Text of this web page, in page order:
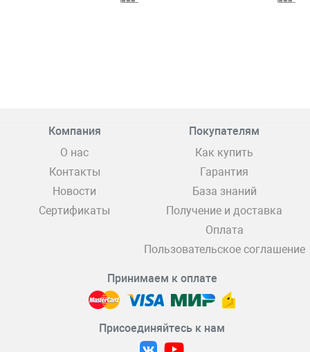
Компания
О нас
Контакты
Новости
Сертификаты
Покупателям
Как купить
Гарантия
База знаний
Получение и доставка
Оплата
Пользовательское соглашение
Принимаем к оплате
Присоединяйтесь к нам